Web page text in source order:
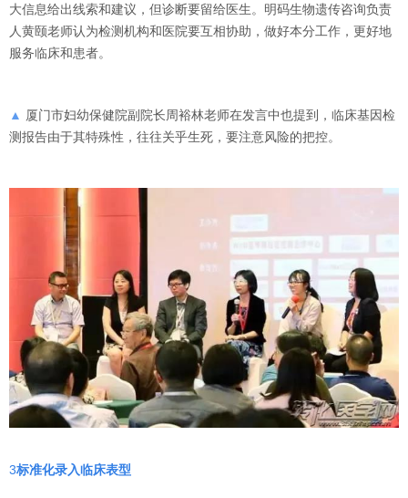
大信息给出线索和建议，但诊断要留给医生。明码生物遗传咨询负责
人黄颐老师认为检测机构和医院要互相协助，做好本分工作，更好地
服务临床和患者。
▲ 厦门市妇幼保健院副院长周裕林老师在发言中也提到，临床基因检
测报告由于其特殊性，往往关乎生死，要注意风险的把控。
3标准化录入临床表型